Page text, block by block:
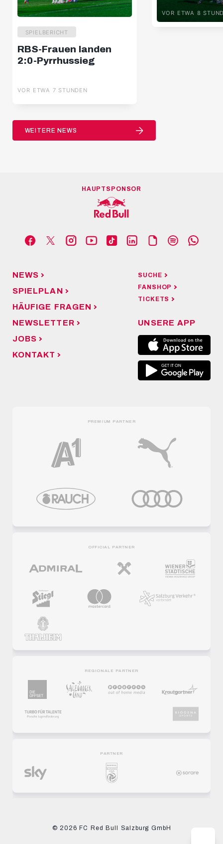
SPIELBERICHT
RBS-Frauen landen
2:0-Pyrrhussieg
VOR ETWA 7 STUNDEN
VOR ETWA 8
WEITERE NEWS
HAUPTSPONSOR
NEWS
SPIELPLAN
HÄUFIGE FRAGEN
NEWSLETTER
JOBS
KONTAKT
SUCHE
FANSHOP
TICKETS
UNSERE APP
PREMIUM PARTNER
OFFICIAL PARTNER
REGIONALE PARTNER
PARTNER
© 2026 FC Red Bull Salzburg GmbH